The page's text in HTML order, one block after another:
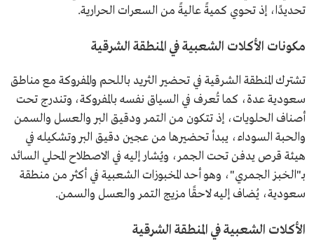
تحديدًا، إذ تحوي كميةً عاليةً من السعرات الحرارية.
مكونات الأكلات الشعبية في المنطقة الشرقية
تشترك المنطقة الشرقية في تحضير الثريد باللحم والمفروكة مع مناطق
سعودية عدة، كما تُعرف في السياق نفسه بالمفروكة، وتندرج تحت
أصناف الحلويات، إذ تتكون من التمر ودقيق البر والعسل والسمن
والحبة السوداء، يبدأ تحضيرها من عجين دقيق البر وتشكيله في
هيئة قرص يدفن تحت الجمر، ويُشار إليه في الاصطلاح المحلي السائد
بـ"الخبز الجمري"، وهو أحد المخبوزات الشعبية في أكثر من منطقة
سعودية، يُضاف إليه لاحقًا مزيج التمر والعسل والسمن.
الأكلات الشعبية في المنطقة الشرقية